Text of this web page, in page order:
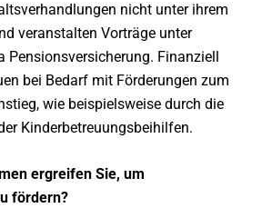
nicht unter ihrem
veranstalten Vorträge unter
Finanziell
bei Bedarf mit Förderungen zum
wie beispielsweise durch die
Kinderbetreuungsbeihilfen.
ergreifen Sie, um
fördern?